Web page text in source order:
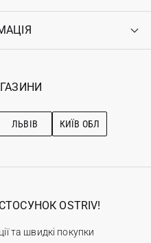
з догляду
ЛЬВІВ КИЇВ ОБЛ
OSTRIV!
та швидкі покупки